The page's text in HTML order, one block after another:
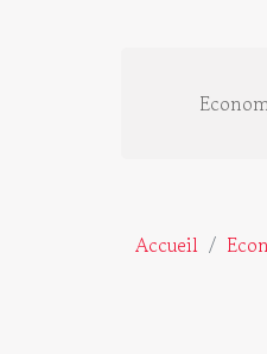
Accueil